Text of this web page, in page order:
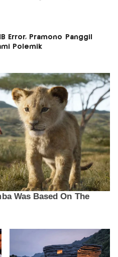
Error, Pramono Panggil
Polemik